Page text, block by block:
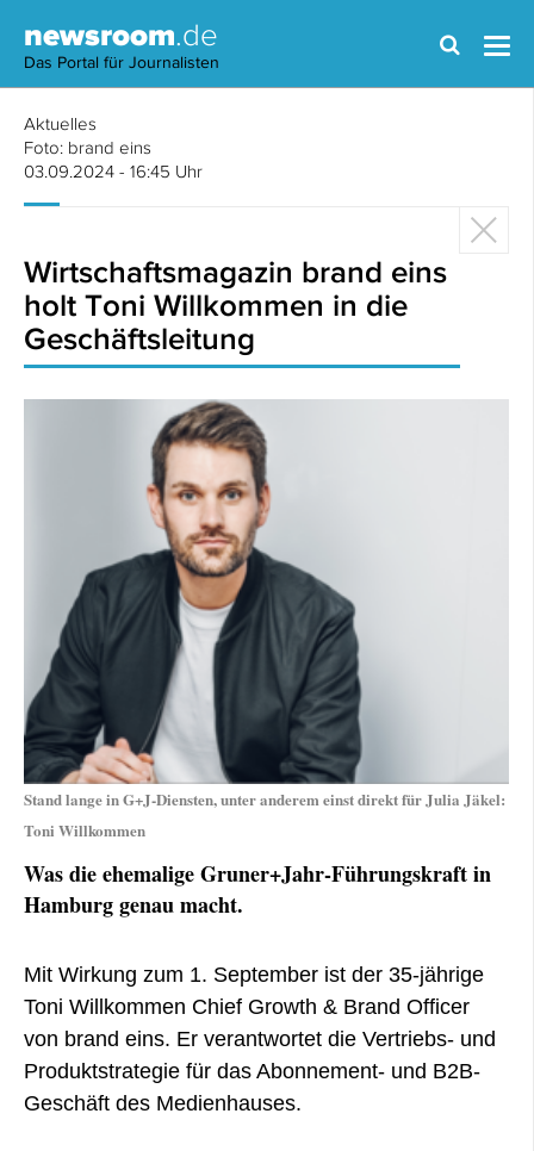
newsroom.de
Das Portal für Journalisten
Aktuelles
Foto: brand eins
03.09.2024 - 16:45 Uhr
Wirtschaftsmagazin brand eins
holt Toni Willkommen in die
Geschäftsleitung
Stand lange in G+J-Diensten, unter anderem einst direkt für Julia Jäkel:
Toni Willkommen
Was die ehemalige Gruner+Jahr-Führungskraft in
Hamburg genau macht.
Mit Wirkung zum 1. September ist der 35-jährige
Toni Willkommen Chief Growth & Brand Officer
von brand eins. Er verantwortet die Vertriebs- und
Produktstrategie für das Abonnement- und B2B-
Geschäft des Medienhauses.